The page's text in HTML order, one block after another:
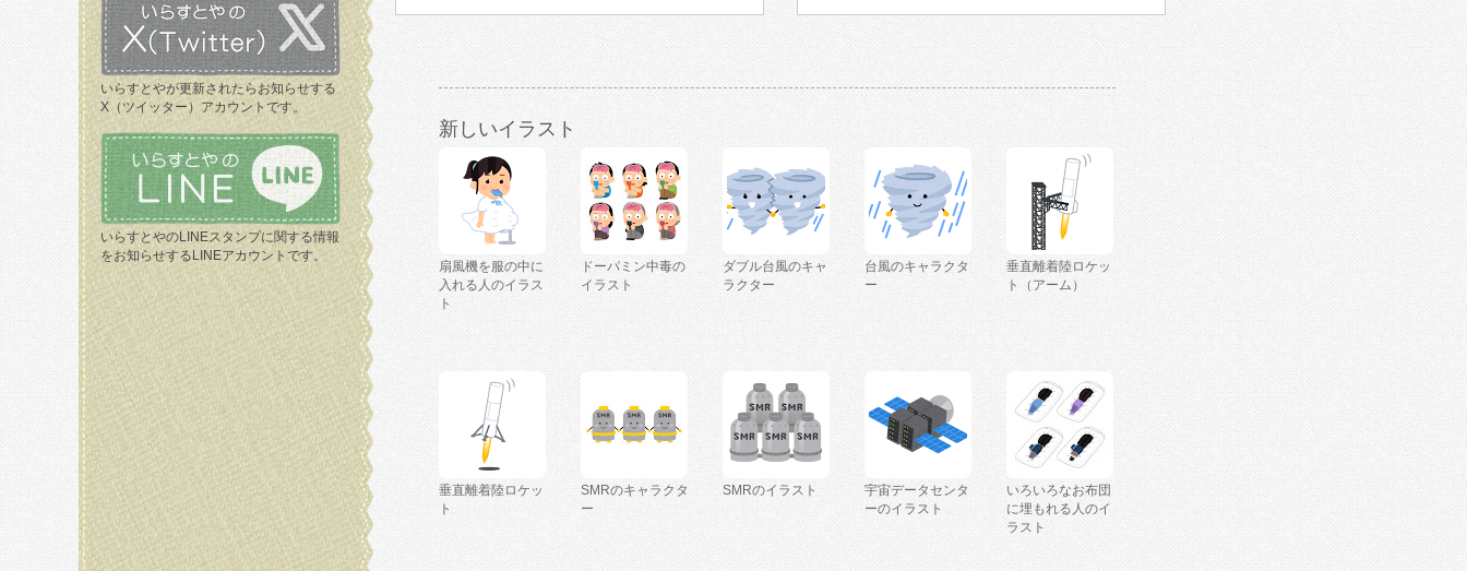
いらすとやが更新されたらお知らせする
X（ツイッター）アカウントです。
いらすとやのLINEスタンプに関する情報
をお知らせするLINEアカウントです。
新しいイラスト
扇風機を服の中に
入れる人のイラス
ト
ドーパミン中毒の
イラスト
ダブル台風のキャ
ラクター
台風のキャラクタ
ー
垂直離着陸ロケッ
ト（アーム）
垂直離着陸ロケッ
ト
SMRのキャラクタ
ー
SMRのイラスト
宇宙データセンタ
ーのイラスト
いろいろなお布団
に埋もれる人のイ
ラスト